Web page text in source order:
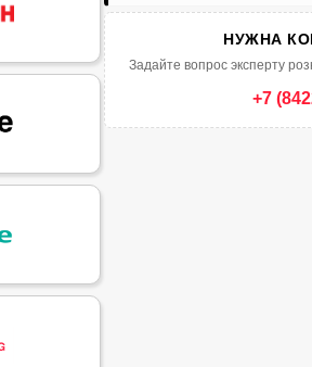
НУЖНА
Задайте вопрос эксперту
+7